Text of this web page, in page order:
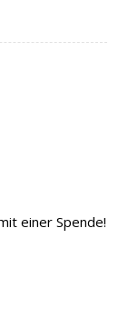
einer Spende!